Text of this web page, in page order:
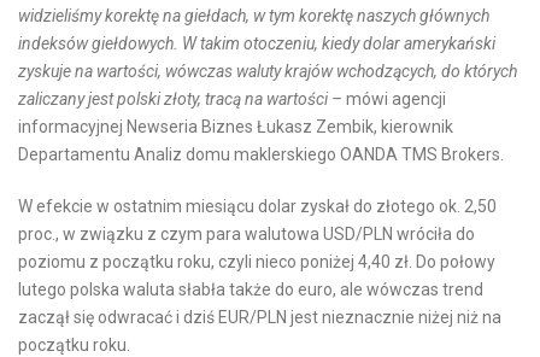
widzieliśmy korektę na giełdach, w tym korektę naszych głównych
indeksów giełdowych. W takim otoczeniu, kiedy dolar amerykański
zyskuje na wartości, wówczas waluty krajów wchodzących, do których
zaliczany jest polski złoty, tracą na wartości – mówi agencji
informacyjnej Newseria Biznes Łukasz Zembik, kierownik
Departamentu Analiz domu maklerskiego OANDA TMS Brokers.
W efekcie w ostatnim miesiącu dolar zyskał do złotego ok. 2,50
proc., w związku z czym para walutowa USD/PLN wróciła do
poziomu z początku roku, czyli nieco poniżej 4,40 zł. Do połowy
lutego polska waluta słabła także do euro, ale wówczas trend
zaczął się odwracać i dziś EUR/PLN jest nieznacznie niżej niż na
początku roku.